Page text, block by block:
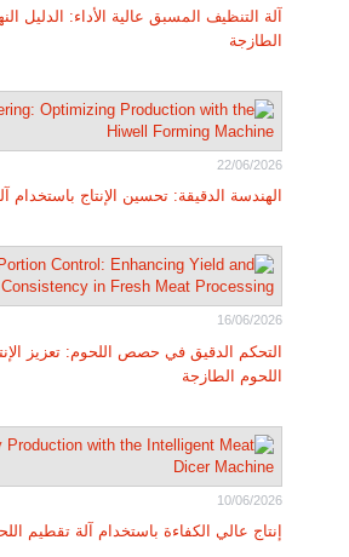
آلة التنظيف المسبق عالية الأداء: الدليل
الطازجة
22/06/2026
الهندسة الدقيقة: تحسين الإنتاج باستخدام
16/06/2026
التحكم الدقيق في حصص اللحوم: تعزيز
اللحوم الطازجة
10/06/2026
إنتاج عالي الكفاءة باستخدام آلة تقطيم